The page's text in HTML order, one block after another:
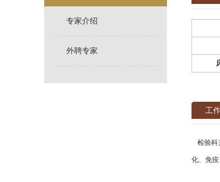
专家介绍
外聘专家
工
检验科
化、免